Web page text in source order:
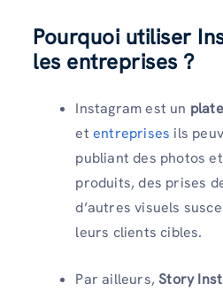
Pourquoi utiliser
les entreprises ?
Instagram est un
et entreprises ils
publiant des photos
produits, des prises
d’autres visuels
leurs clients cibles.
Par ailleurs,Story